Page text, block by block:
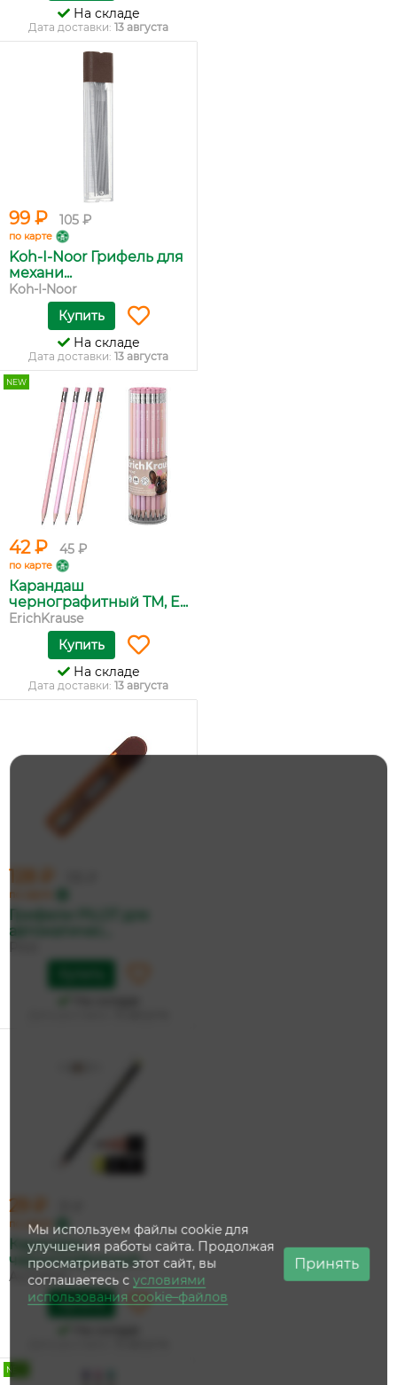
На складе
Дата доставки: 13 августа
99 ₽ 105 ₽
по карте
Koh-I-Noor Грифель для
механи...
Koh-I-Noor
Купить
На складе
Дата доставки: 13 августа
NEW
42 ₽ 45 ₽
по карте
Карандаш
чернографитный ТМ, E...
ErichKrause
Купить
На складе
Дата доставки: 13 августа
128 ₽
по карте
автоматичес...
29 ₽
по карте
Карандаш
чернографитный
'Acme...
Acmeliae
Купить
NEW
Мы используем файлы cookie для
улучшения работы сайта. Продолжая
просматривать этот сайт, вы
соглашаетесь сусловиями
использования cookie–файлов
Принять